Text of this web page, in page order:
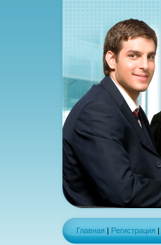
Главная | Регистрация |